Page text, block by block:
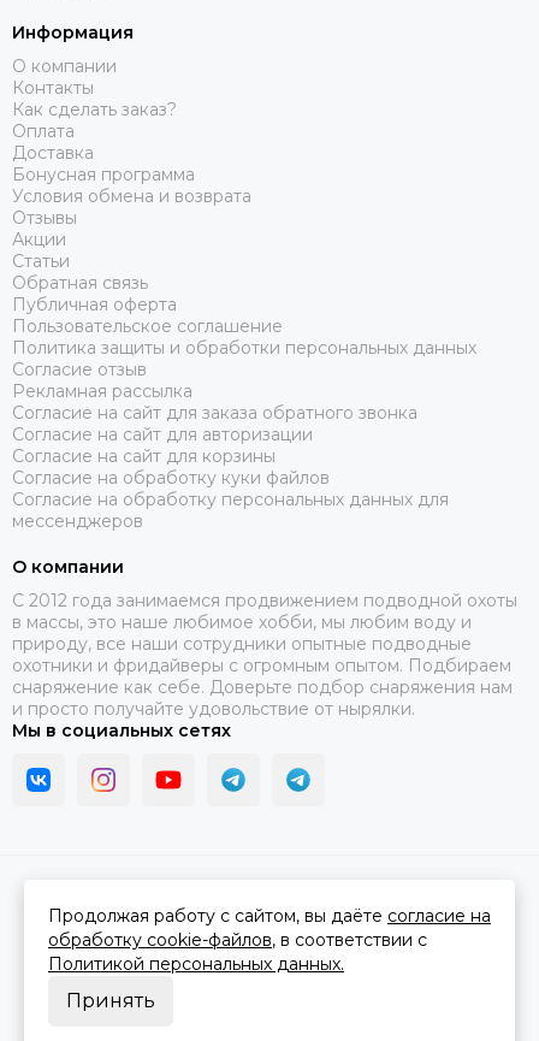
Информация
О компании
Контакты
Как сделать заказ?
Оплата
Доставка
Бонусная программа
Условия обмена и возврата
Отзывы
Акции
Статьи
Обратная связь
Публичная оферта
Пользовательское соглашение
Политика защиты и обработки персональных данных
Согласие отзыв
Рекламная рассылка
Согласие на сайт для заказа обратного звонка
Согласие на сайт для авторизации
Согласие на сайт для корзины
Согласие на обработку куки файлов
Согласие на обработку персональных данных для
мессенджеров
О компании
C 2012 года занимаемся продвижением подводной охоты
в массы, это наше любимое хобби, мы любим воду и
природу, все наши сотрудники опытные подводные
охотники и фридайверы с огромным опытом. Подбираем
снаряжение как себе. Доверьте подбор снаряжения нам
и просто получайте удовольствие от нырялки.
Мы в социальных сетях
Сделано вMOSK.STUDIOдля платформыInSales
Продолжая работу с сайтом, вы даёте согласие на
обработку cookie-файлов, в соответствии с
Политикой персональных данных.
Принять